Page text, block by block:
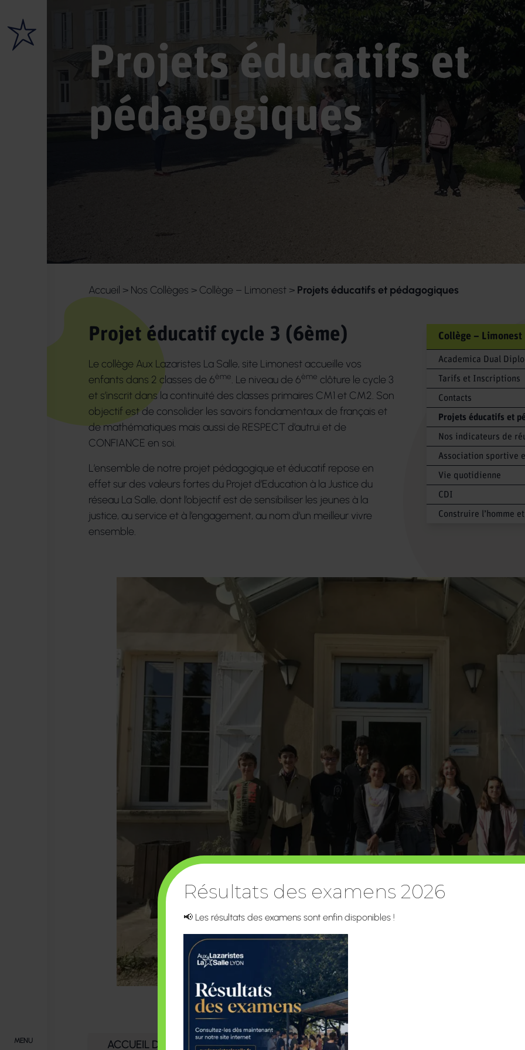
MENU
Projets éducatifs et
pédagogiques
Accueil > Nos Collèges > Collège – Limonest > Projets éducatifs et pédagogiques
Projet éducatif cycle 3 (6ème)
Le collège Aux Lazaristes La Salle, site Limonest accueille vos
enfants dans 2 classes de 6ème. Le niveau de 6ème clôture le cycle 3
et s’inscrit dans la continuité des classes primaires CM1 et CM2. Son
objectif est de consolider les savoirs fondamentaux de français et
de mathématiques mais aussi de RESPECT d’autrui et de
CONFIANCE en soi.
L’ensemble de notre projet pédagogique et éducatif repose en
effet sur des valeurs fortes du Projet d’Education à la Justice du
réseau La Salle, dont l’objectif est de sensibiliser les jeunes à la
justice, au service et à l’engagement, au nom d’un meilleur vivre
ensemble.
Collège – Limonest
Academica Dual
Tarifs et Inscriptions
Contacts
Projets éducatifs et
Nos indicateurs de
Association sportive
Vie quotidienne
CDI
Construire l’homme
ACCUEIL DES ÉLÈVES DE 6ÈME
Résultats des examens 2026
📢 Les résultats des examens sont enfin disponibles !